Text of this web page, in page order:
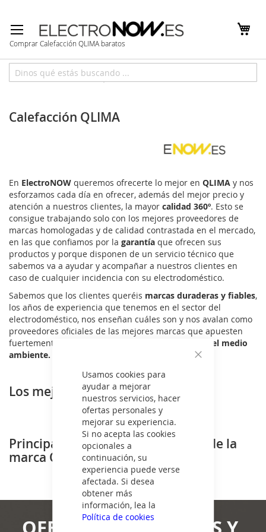
Usamos cookies para
ayudar a mejorar
nuestros servicios, hacer
ofertas personales y
mejorar su experiencia.
Si no acepta las cookies
opcionales a
continuación, su
experiencia puede verse
afectada. Si desea
obtener más
información, lea la
Política de cookies
al
contenido
Comprar Calefacción QLIMA baratos
Inicio Marcas QLIMA
Calefacción QLIMA
En ElectroNOW queremos ofrecerte lo mejor en QLIMA y nos
esforzamos cada día en ofrecer, además del mejor precio y
atención a nuestros clientes, la mayor calidad 360º. Esto se
consigue trabajando solo con los mejores proveedores de
marcas homologadas y de calidad contrastada en el mercado,
en las que confiamos por la garantía que ofrecen sus
productos y porque disponen de un servicio técnico que
sabemos va a ayudar y acompañar a nuestros clientes en
caso de cualquier incidencia con su electrodoméstico.
Sabemos que los clientes queréis marcas duraderas y fiables,
los años de experiencia que tenemos en el sector del
electrodoméstico, nos enseñan cuáles son y nos avalan como
proveedores oficiales de las mejores marcas que apuesten
fuertemente por nuevas tecnologías y el
cuidado del medio
ambiente.
Los mejores precios
Principales gamas de Calefacción de la
marca QLIMA en ElectroNOW